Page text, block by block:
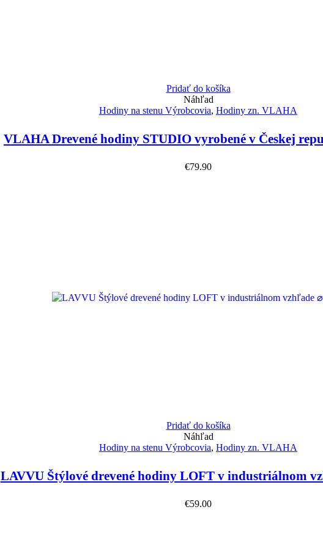
Pridať do košíka
Náhľad
Hodiny na stenu Výrobcovia, Hodiny zn. VLAHA
VLAHA Drevené hodiny STUDIO vyrobené v Českej
€79.90
Pridať do košíka
Náhľad
Hodiny na stenu Výrobcovia, Hodiny zn. VLAHA
LAVVU Štýlové drevené hodiny LOFT v industriálnom
€59.00